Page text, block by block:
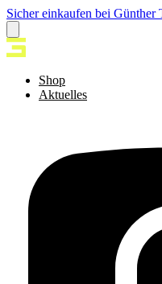
Sicher einkaufen bei Günther
Shop
Aktuelles